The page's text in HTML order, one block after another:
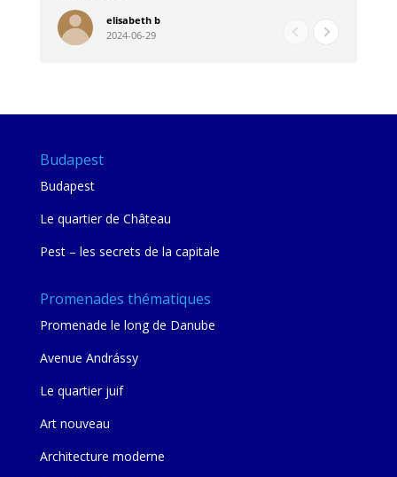
pour les restaurants . A la fin de notre séjour
nous étions plus avec une amie qu' une guide
elisabeth b
2024-06-29
Budapest
Budapest
Le quartier de Château
Pest – les secrets de la capitale
Promenades thématiques
Promenade le long de Danube
Avenue Andrássy
Le quartier juif
Art nouveau
Architecture moderne